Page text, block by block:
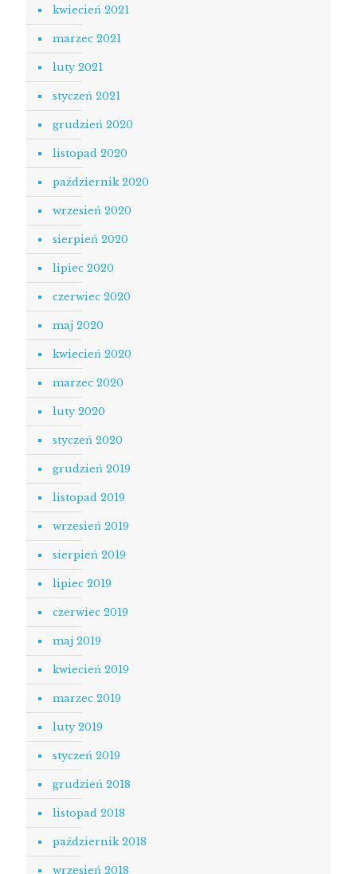
kwiecień 2021
marzec 2021
luty 2021
styczeń 2021
grudzień 2020
listopad 2020
październik 2020
wrzesień 2020
sierpień 2020
lipiec 2020
czerwiec 2020
maj 2020
kwiecień 2020
marzec 2020
luty 2020
styczeń 2020
grudzień 2019
listopad 2019
wrzesień 2019
sierpień 2019
lipiec 2019
czerwiec 2019
maj 2019
kwiecień 2019
marzec 2019
luty 2019
styczeń 2019
grudzień 2018
listopad 2018
październik 2018
wrzesień 2018